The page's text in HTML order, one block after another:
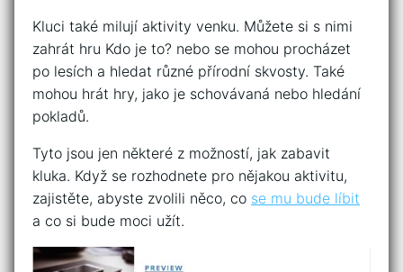
Kluci také milují aktivity venku. Můžete si s nimi
zahrát hru Kdo je to? nebo se mohou procházet
po lesích a hledat různé přírodní skvosty. Také
mohou hrát hry, jako je schovávaná nebo hledání
pokladů.
Tyto jsou jen některé z možností, jak zabavit
kluka. Když se rozhodnete pro nějakou aktivitu,
zajistěte, abyste zvolili něco, co se mu bude líbit
a co si bude moci užít.